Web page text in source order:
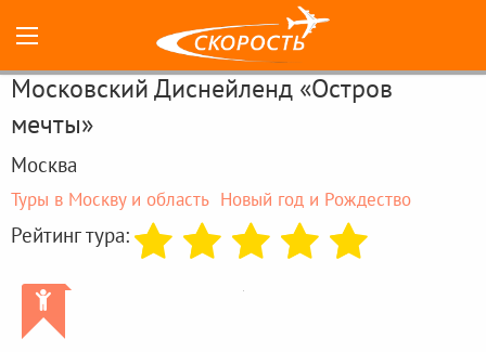
Московский Диснейленд «Остров
мечты»
Москва
Туры в Москву и область Новый год и Рождество
Рейтинг тура:
